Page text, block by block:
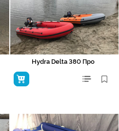
Hydra Delta 380 Про